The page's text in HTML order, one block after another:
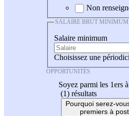
Non
SALAIRE BRUT MINIMUM
Salaire minimum
Choisissez une
OPPORTUNITÉS
Soyez parmi les 1ers
(1) résultats
Pourquoi serez-
premiers à